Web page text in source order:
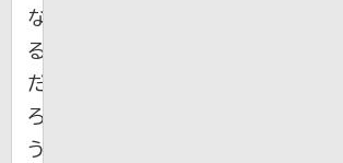
な
る
だ
ろ
う」